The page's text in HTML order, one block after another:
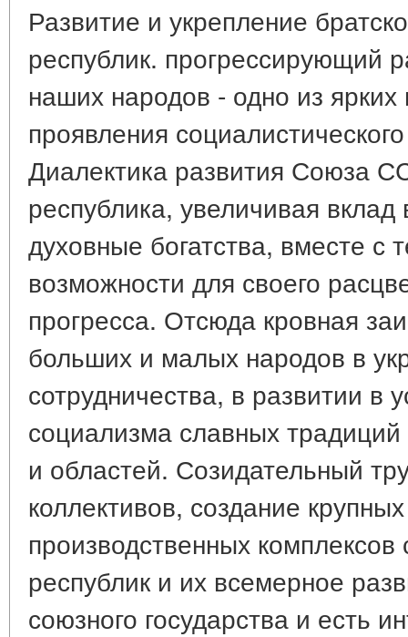
Развитие и укрепление
республик. прогрессирующий
наших народов - одно из
проявления
Диалектика развития Союза
республика, увеличивая
духовные богатства, вместе с
возможности для своего
прогресса. Отсюда кровная
больших и малых народов в
сотрудничества, в развитии в
социализма славных
и областей. Созидательный
коллективов, создание
производственных комплексов
республик и их всемерное
союзного государства и есть